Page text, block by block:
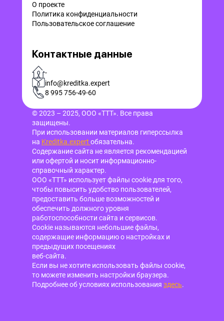
О проекте
Политика конфиденциальности
Пользовательское соглашение
Контактные данные
-
info@kreditka.expert
8 995 756-49-60
© 2023 – 2025, ООО «ТТТ». Все права
защищены.
При использовании материалов гиперссылка
на Kreditka.expert обязательна.
Содержание сайта не является рекомендацией
или офертой и носит информационно-
справочный характер.
ООО «ТТТ» использует файлы cookie для того,
чтобы повысить удобство пользователей,
предоставить больше возможностей и
обеспечить должного уровня
работоспособности сайта и сервисов.
Cookie называются небольшие файлы,
содержащие информацию о настройках и
предыдущих посещениях
веб-сайта.
Если вы не хотите использовать файлы cookie,
то можете изменить настройки браузера.
Подробнее об условиях использования здесь.